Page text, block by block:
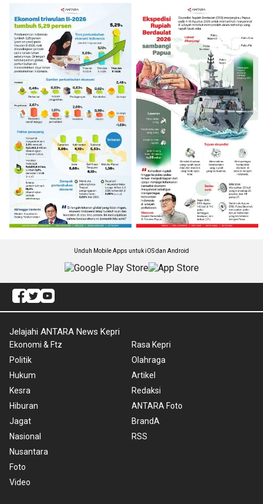
Unduh Mobile Apps untuk iOS dan Android
Jelajahi ANTARA News Kepri
Ekonomi & Ftz
Politik
Hukum
Kesra
Hiburan
Jagat
Nasional
Nusantara
Foto
Video
Rasa Kepri
Olahraga
Artikel
Redaksi
ANTARA Foto
BrandA
RSS